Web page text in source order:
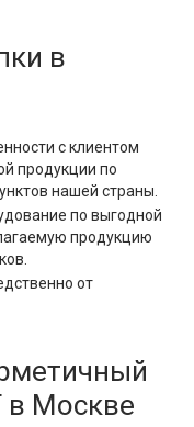
в
с клиентом
продукции по
нашей страны.
по выгодной
продукцию
от
Москве